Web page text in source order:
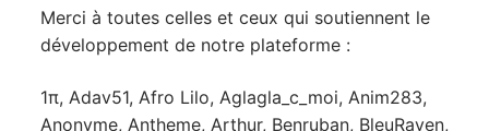
Merci à toutes celles et ceux qui soutiennent le
développement de notre plateforme :
1π, Adav51, Afro Lilo, Aglagla_c_moi, Anim283,
Anonyme, Antheme, Arthur, Benruban, BleuRaven,